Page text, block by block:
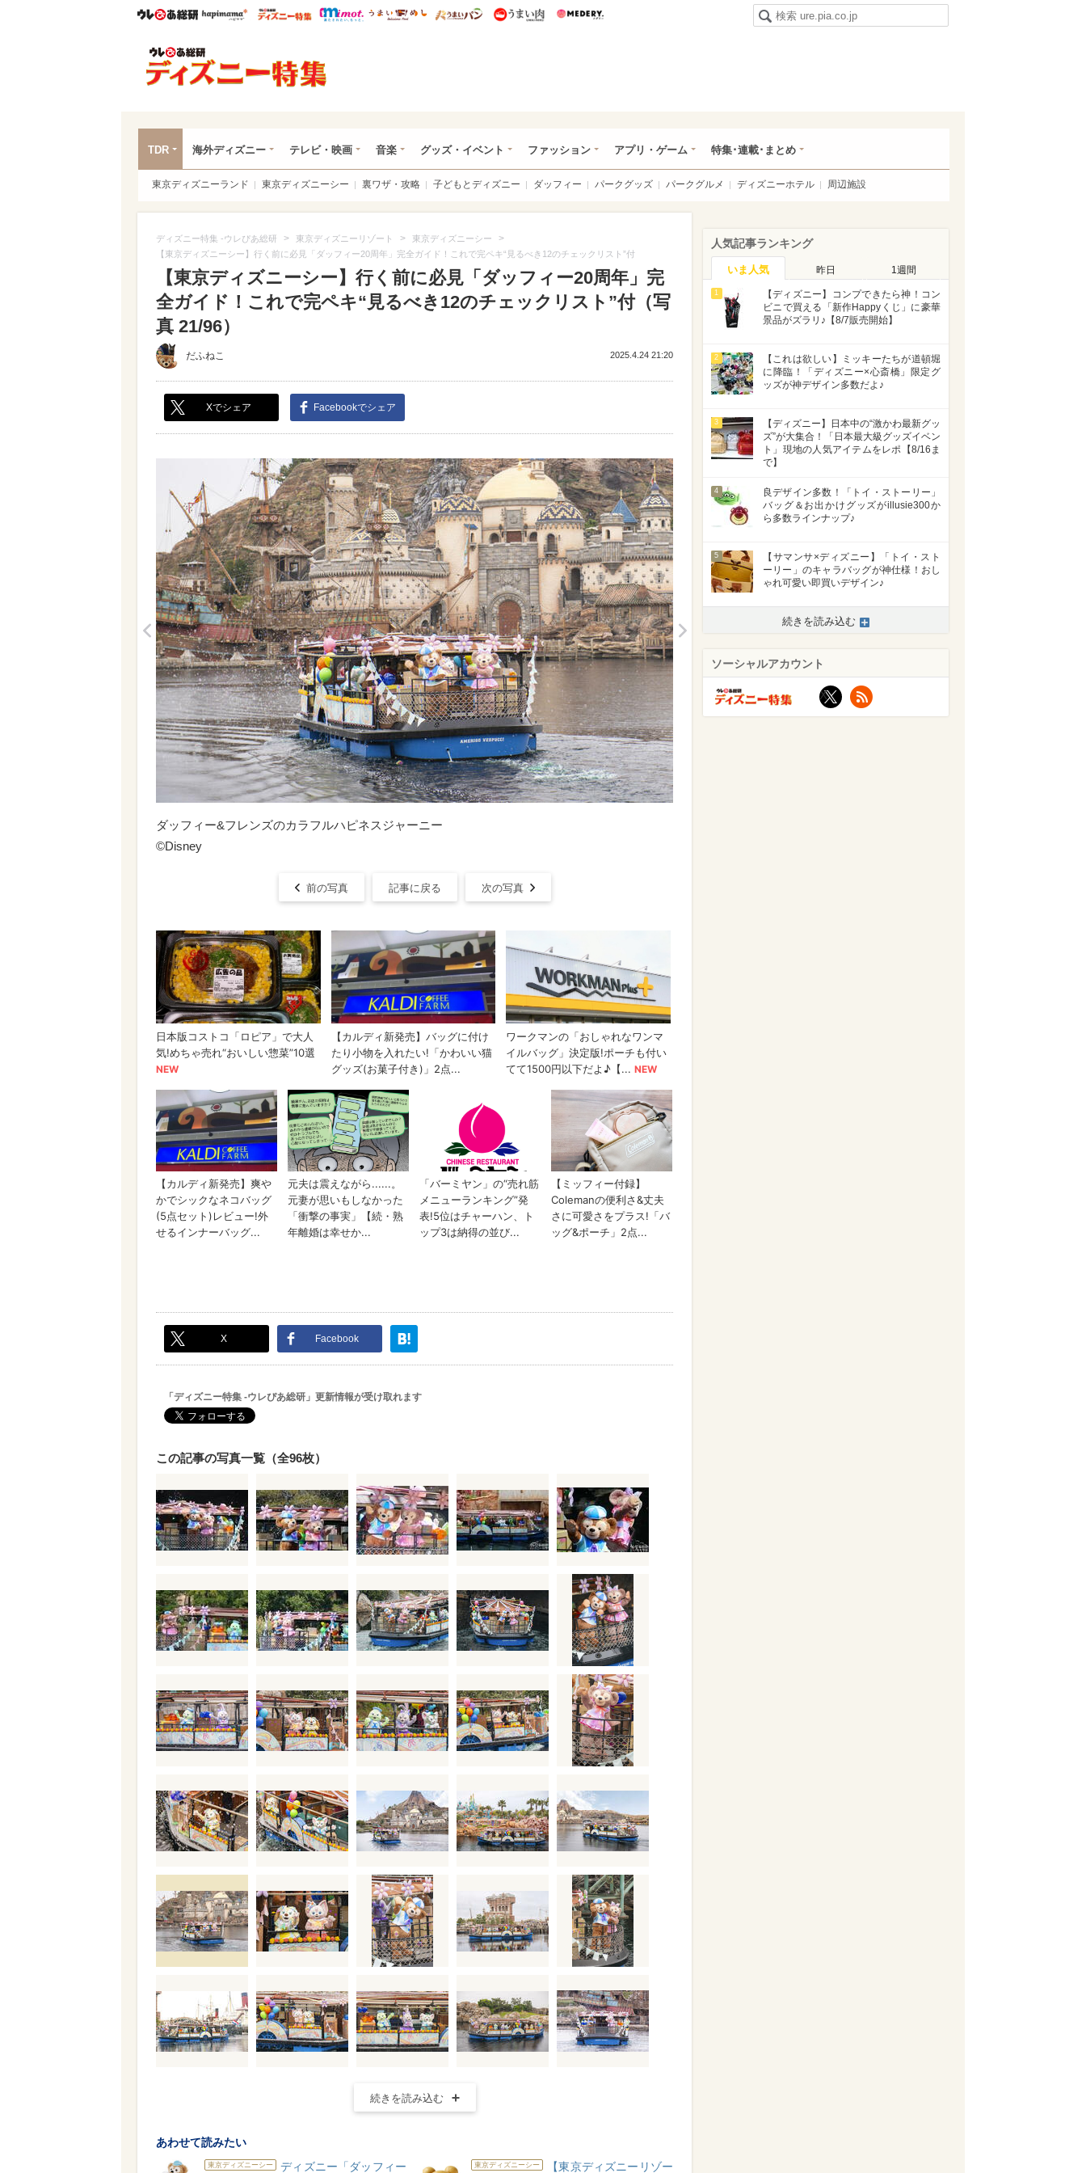
ウレぴあ総研ハピママ* ウレぴあ総研 ディズニー特集
mimot. うまいめし うまいパン うまい肉
TDR 海外ディズニー テレビ・映画 音楽 グッズ・イベント ファッション アプリ・ゲーム 特集･連載･まとめ
東京ディズニーランド 東京ディズニーシー 裏ワザ・攻略 子どもとディズニー ダッフィー パークグッズ パークグルメ ディズニーホテル 周辺施設
ディズニー特集 -ウレぴあ総研 > 東京ディズニーリゾート > 東京ディズニーシー >
【東京ディズニーシー】行く前に必見「ダッフィー20周年」完全ガイド！これで完ペキ“見るべき12のチェックリスト”付
【東京ディズニーシー】行く前に必見「ダッフィー20周年」完
全ガイド！これで完ペキ“見るべき12のチェックリスト”付（写
真 21/96）
だふねこ 2025.4.24 21:20
Xでシェア Facebookでシェア
ダッフィー&フレンズのカラフルハピネスジャーニー
©Disney
前の写真 記事に戻る 次の写真
X Facebook
「ディズニー特集 -ウレぴあ総研」更新情報が受け取れます
この記事の写真一覧（全96枚）
続きを読み込む
あわせて読みたい
東京ディズニーシー
ディズニー「ダッフィー
東京ディズニーシー
【東京ディズニーリゾー
人気記事ランキング
いま人気 昨日 1週間
1
【ディズニー】コンプできたら神！コン
ビニで買える「新作Happyくじ」に豪華
景品がズラリ♪【8/7販売開始】
2
【これは欲しい】ミッキーたちが道頓堀
に降臨！「ディズニー×心斎橋」限定グ
ッズが神デザイン多数だよ♪
3
【ディズニー】日本中の“激かわ最新グッ
ズ”が大集合！「日本最大級グッズイベン
ト」現地の人気アイテムをレポ【8/16ま
で】
4
良デザイン多数！「トイ・ストーリー」
バッグ＆お出かけグッズがillusie300か
ら多数ラインナップ♪
5
【サマンサ×ディズニー】「トイ・スト
ーリー」のキャラバッグが神仕様！おし
ゃれ可愛い即買いデザイン♪
続きを読み込む
ソーシャルアカウント
X